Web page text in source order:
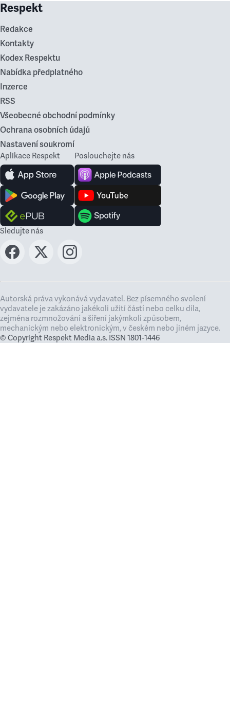
Respekt
Redakce
Kontakty
Kodex Respektu
Nabídka předplatného
Inzerce
RSS
Všeobecné obchodní podmínky
Ochrana osobních údajů
Nastavení soukromí
Aplikace Respekt Poslouchejte nás
Sledujte nás
Autorská práva vykonává vydavatel. Bez písemného svolení
vydavatele je zakázáno jakékoli užití částí nebo celku díla,
zejména rozmnožování a šíření jakýmkoli způsobem,
mechanickým nebo elektronickým, v českém nebo jiném jazyce.
© Copyright Respekt Media a.s. ISSN 1801-1446